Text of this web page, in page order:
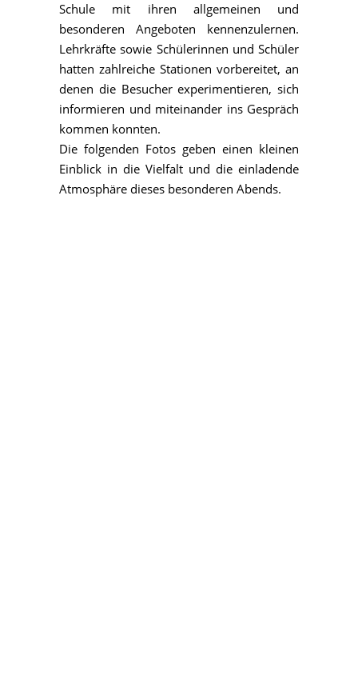
Schule mit ihren allgemeinen und
besonderen Angeboten kennenzulernen.
Lehrkräfte sowie Schülerinnen und Schüler
hatten zahlreiche Stationen vorbereitet, an
denen die Besucher experimentieren, sich
informieren und miteinander ins Gespräch
kommen konnten.
Die folgenden Fotos geben einen kleinen
Einblick in die Vielfalt und die einladende
Atmosphäre dieses besonderen Abends.